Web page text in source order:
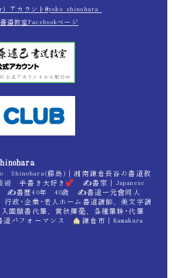
アカウント@yoko_shinohara_
道教室Facebookページ
Shinohara(藤島)｜湘南鎌倉長谷の書道教
術 手書き大好き
✍書家｜Japanese
✍書歴40年 48歳 ✍書道一元會同人
行政･企業･老人ホーム書道講師、美文字講
願書代筆、賞状揮毫、各種筆耕･代筆
道パフォーマンス
鎌倉市｜Kamakura